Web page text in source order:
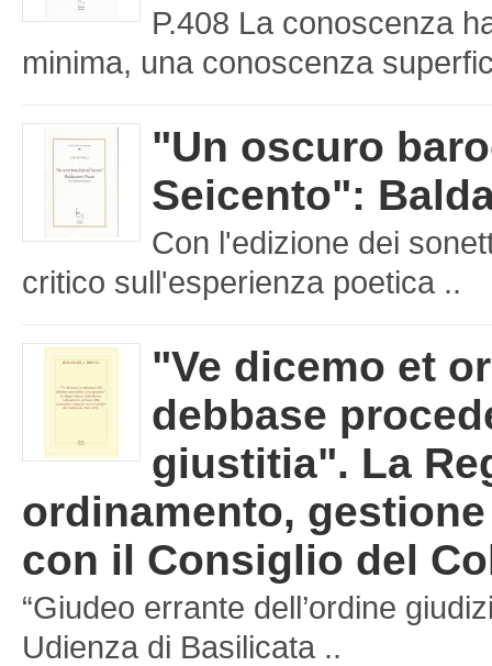
P.408 La conoscenza
minima, una conoscenza
"Un oscuro
Seicento":
Con l'edizione dei
critico sull'esperienza poetica ..
"Ve dicemo et
debbase
giustitia". La
ordinamento,
con il Consiglio del
“Giudeo errante dell’ordine
Udienza di Basilicata ..